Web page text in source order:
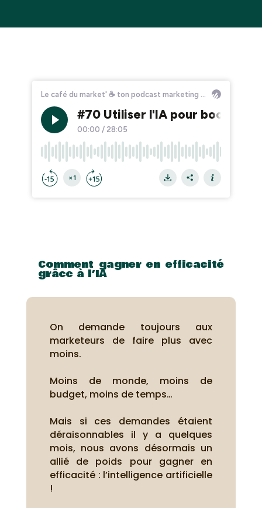
Comment gagner en efficacité
grâce à l’IA
On demande toujours aux
marketeurs de faire plus avec
moins.
Moins de monde, moins de
budget, moins de temps…
Mais si ces demandes étaient
déraisonnables il y a quelques
mois, nous avons désormais un
allié de poids pour gagner en
efficacité : l’intelligence artificielle
!